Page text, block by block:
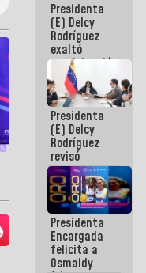
Presidenta
(E) Delcy
Rodríguez
exaltó
participación
de
Venezuela
en Juegos
Centroamericanos
y del Caribe
2026
Presidenta
(E) Delcy
Rodríguez
revisó
agenda
económica y
ejecución de
fondos de
emergencia
post-sismos
Presidenta
Encargada
felicita a
Osmaidy